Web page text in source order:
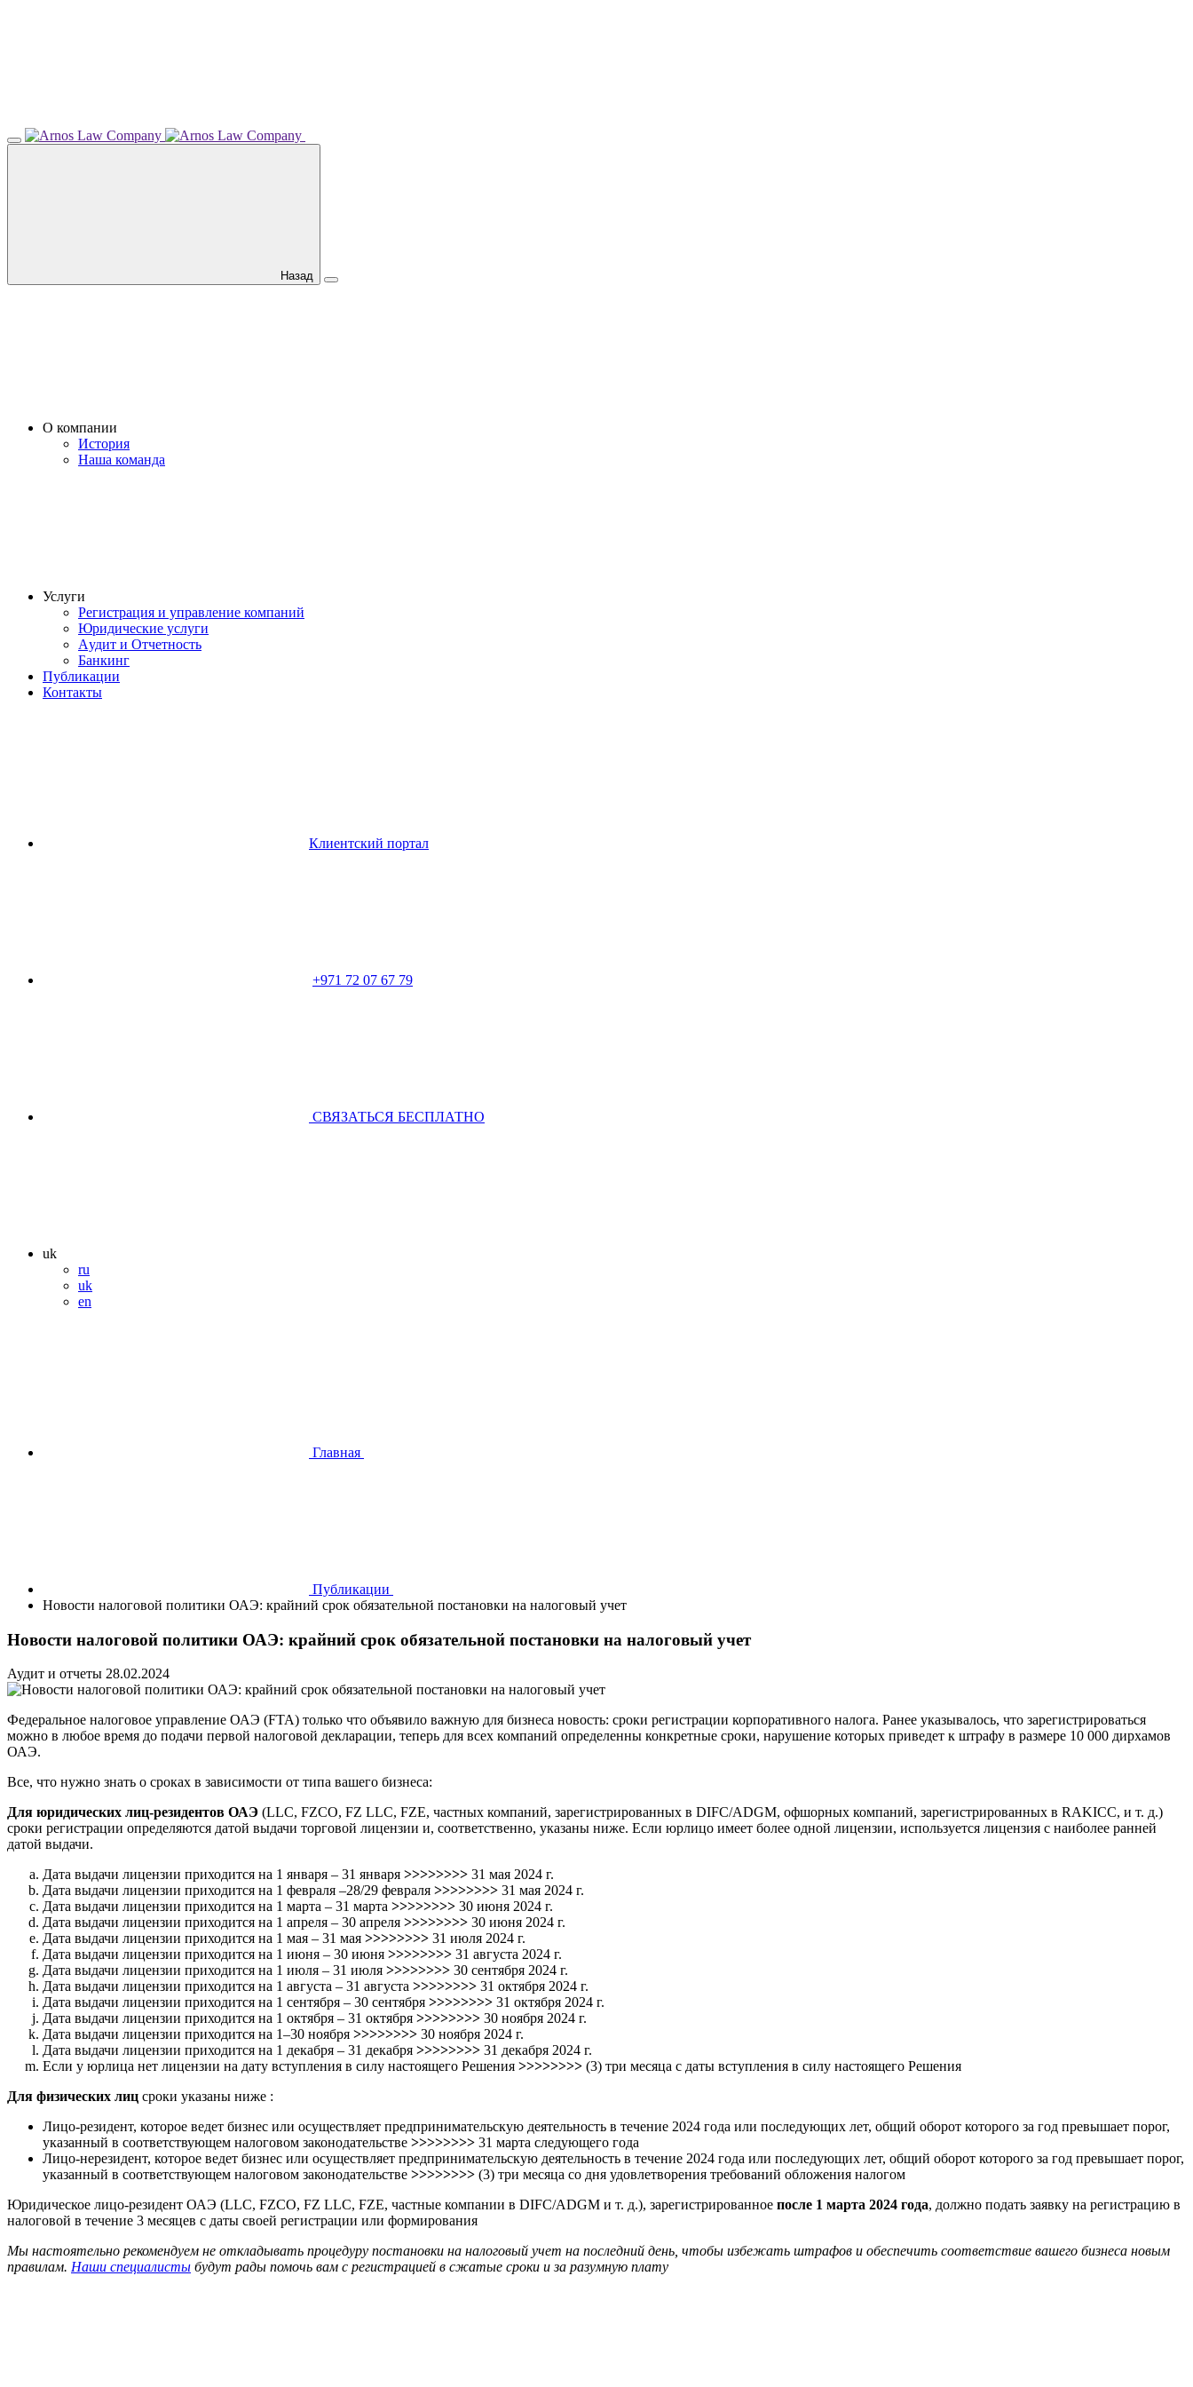
Назад
О компании
История
Наша команда
Услуги
Регистрация и управление компаний
Юридические услуги
Aудит и Отчетность
Банкинг
Публикации
Контакты
Клиентский портал
+971 72 07 67 79
CВЯЗАТЬСЯ БЕСПЛАТНО
uk
ru
uk
en
Главная
Публикации
Новости налоговой политики ОАЭ: крайний срок обязательной постановки на налоговый учет
Новости налоговой политики ОАЭ: крайний срок обязательной постановки на налоговый учет
Аудит и отчеты 28.02.2024
Федеральное налоговое управление ОАЭ (FTA) только что объявило важную для бизнеса новость: сроки регистрации корпоративного налога. Ранее указывалось, что зарегистрироваться
можно в любое время до подачи первой налоговой декларации, теперь для всех компаний определенны конкретные сроки, нарушение которых приведет к штрафу в размере 10 000 дирхамов
ОАЭ.
Все, что нужно знать о сроках в зависимости от типа вашего бизнеса:
Для юридических лиц-резидентов ОАЭ (LLC, FZCO, FZ LLC, FZE, частных компаний, зарегистрированных в DIFC/ADGM, офшорных компаний, зарегистрированных в RAKICC, и т. д.)
сроки регистрации определяются датой выдачи торговой лицензии и, соответственно, указаны ниже. Если юрлицо имеет более одной лицензии, используется лицензия с наиболее ранней
датой выдачи.
Дата выдачи лицензии приходится на 1 января – 31 января >>>>>>>> 31 мая 2024 г.
Дата выдачи лицензии приходится на 1 февраля –28/29 февраля >>>>>>>> 31 мая 2024 г.
Дата выдачи лицензии приходится на 1 марта – 31 марта >>>>>>>> 30 июня 2024 г.
Дата выдачи лицензии приходится на 1 апреля – 30 апреля >>>>>>>> 30 июня 2024 г.
Дата выдачи лицензии приходится на 1 мая – 31 мая >>>>>>>> 31 июля 2024 г.
Дата выдачи лицензии приходится на 1 июня – 30 июня >>>>>>>> 31 августа 2024 г.
Дата выдачи лицензии приходится на 1 июля – 31 июля >>>>>>>> 30 сентября 2024 г.
Дата выдачи лицензии приходится на 1 августа – 31 августа >>>>>>>> 31 октября 2024 г.
Дата выдачи лицензии приходится на 1 сентября – 30 сентября >>>>>>>> 31 октября 2024 г.
Дата выдачи лицензии приходится на 1 октября – 31 октября >>>>>>>> 30 ноября 2024 г.
Дата выдачи лицензии приходится на 1–30 ноября >>>>>>>> 30 ноября 2024 г.
Дата выдачи лицензии приходится на 1 декабря – 31 декабря >>>>>>>> 31 декабря 2024 г.
Если у юрлица нет лицензии на дату вступления в силу настоящего Решения >>>>>>>> (3) три месяца с даты вступления в силу настоящего Решения
Для физических лиц сроки указаны ниже :
Лицо-резидент, которое ведет бизнес или осуществляет предпринимательскую деятельность в течение 2024 года или последующих лет, общий оборот которого за год превышает порог,
указанный в соответствующем налоговом законодательстве >>>>>>>> 31 марта следующего года
Лицо-нерезидент, которое ведет бизнес или осуществляет предпринимательскую деятельность в течение 2024 года или последующих лет, общий оборот которого за год превышает порог,
указанный в соответствующем налоговом законодательстве >>>>>>>> (3) три месяца со дня удовлетворения требований обложения налогом
Юридическое лицо-резидент ОАЭ (LLC, FZCO, FZ LLC, FZE, частные компании в DIFC/ADGM и т. д.), зарегистрированное после 1 марта 2024 года, должно подать заявку на регистрацию в
налоговой в течение 3 месяцев с даты своей регистрации или формирования
Мы настоятельно рекомендуем не откладывать процедуру постановки на налоговый учет на последний день, чтобы избежать штрафов и обеспечить соответствие вашего бизнеса новым
правилам. Наши специалисты будут рады помочь вам с регистрацией в сжатые сроки и за разумную плату